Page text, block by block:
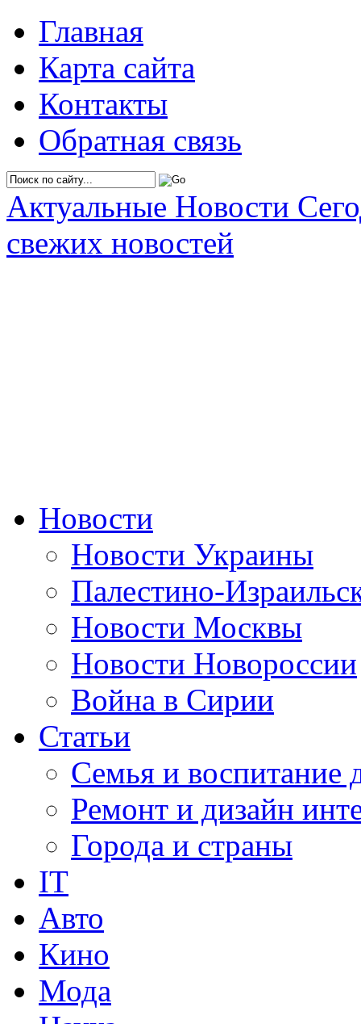
Главная
Карта сайта
Контакты
Обратная связь
Актуальные Новости
свежих новостей
Новости
Новости Украины
Палестино-
Новости Москвы
Новости Новороссии
Война в Сирии
Статьи
Семья и воспитание
Ремонт и дизайн
Города и страны
IT
Авто
Кино
Мода